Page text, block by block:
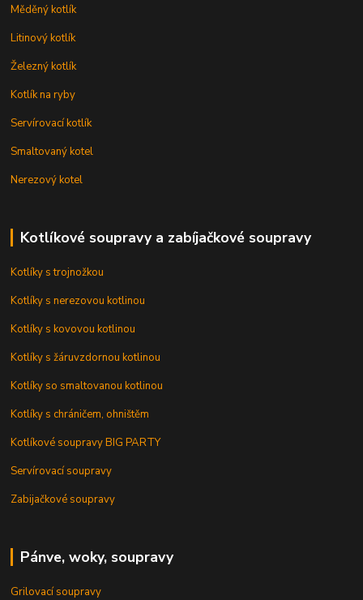
Měděný kotlík
Litinový kotlík
Železný kotlík
Kotlík na ryby
Servírovací kotlík
Smaltovaný kotel
Nerezový kotel
Kotlíkové soupravy a zabíjačkové soupravy
Kotlíky s trojnožkou
Kotlíky s nerezovou kotlinou
Kotlíky s kovovou kotlinou
Kotlíky s žáruvzdornou kotlinou
Kotlíky so smaltovanou kotlinou
Kotlíky s chráničem, ohništěm
Kotlíkové soupravy BIG PARTY
Servírovací soupravy
Zabijačkové soupravy
Pánve, woky, soupravy
Grilovací soupravy